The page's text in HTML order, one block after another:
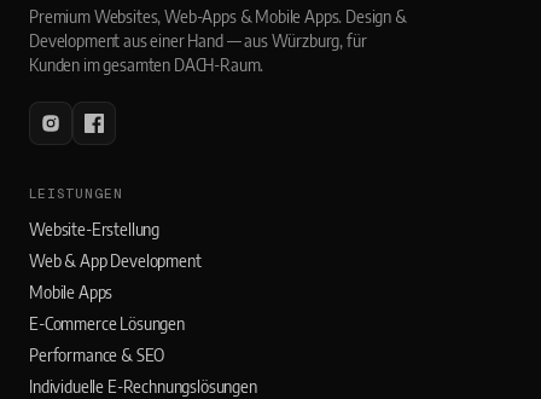
Premium Websites, Web-Apps & Mobile Apps. Design &
Development aus einer Hand — aus Würzburg, für
Kunden im gesamten DACH-Raum.
LEISTUNGEN
Website-Erstellung
Web & App Development
Mobile Apps
E-Commerce Lösungen
Performance & SEO
Individuelle E-Rechnungslösungen